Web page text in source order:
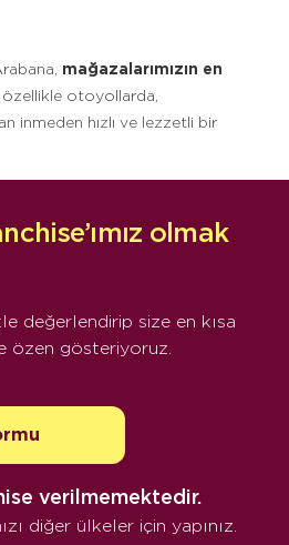
mağazalarımızın en
otoyollarda,
inmeden hızlı ve lezzetli bir
olmak
değerlendirip size en kısa
özen gösteriyoruz.
verilmemektedir.
diğer ülkeler için yapınız.